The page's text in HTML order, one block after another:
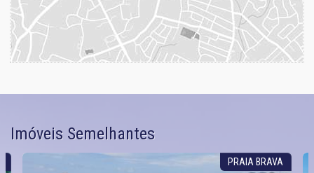
Imóveis Semelhantes
PRAIA BRAVA